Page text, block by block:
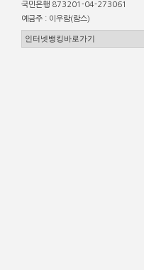
국민은행 873201-04-273061
예금주 : 이우람(람스)